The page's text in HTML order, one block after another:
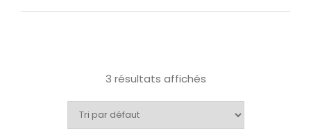
3 résultats affichés